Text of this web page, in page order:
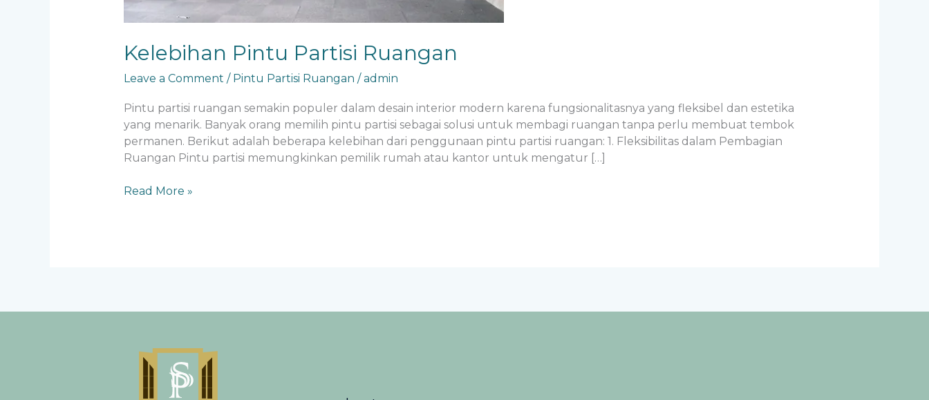
Kelebihan Pintu Partisi Ruangan
Leave a Comment / Pintu Partisi Ruangan /admin
Pintu partisi ruangan semakin populer dalam desain interior modern karena fungsionalitasnya yang fleksibel dan estetika
yang menarik. Banyak orang memilih pintu partisi sebagai solusi untuk membagi ruangan tanpa perlu membuat tembok
permanen. Berikut adalah beberapa kelebihan dari penggunaan pintu partisi ruangan: 1. Fleksibilitas dalam Pembagian
Ruangan Pintu partisi memungkinkan pemilik rumah atau kantor untuk mengatur […]
Read More »